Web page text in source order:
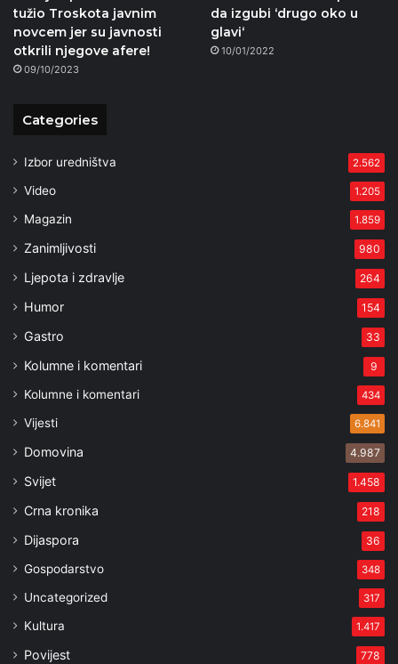
tužio Troskota javnim
novcem jer su javnosti
otkrili njegove afere!
09/10/2023
da izgubi ‘drugo oko u
glavi‘
10/01/2022
Categories
Izbor uredništva 2.562
Video 1.205
Magazin 1.859
Zanimljivosti 980
Ljepota i zdravlje 264
Humor 154
Gastro 33
Kolumne i komentari 9
Kolumne i komentari 434
Vijesti 6.841
Domovina 4.987
Svijet 1.458
Crna kronika 218
Dijaspora 36
Gospodarstvo 348
Uncategorized 317
Kultura 1.417
Povijest 778